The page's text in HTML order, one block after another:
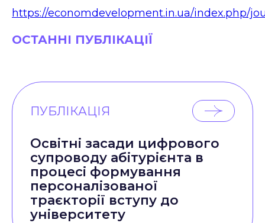
https://economdevelopment.in.ua/index.php/
ОСТАННІ ПУБЛІКАЦІЇ
ПУБЛІКАЦІЯ
Освітні засади цифрового
супроводу абітурієнта в
процесі формування
персоналізованої
траєкторії вступу до
університету